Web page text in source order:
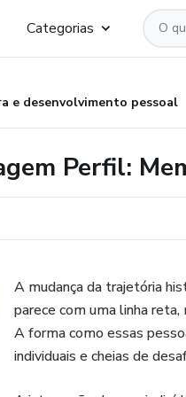
Categorias
e desenvolvimento pessoal
Perfil:
A mudança da trajetória
parece com uma linha
A forma como essas
individuais e cheias de